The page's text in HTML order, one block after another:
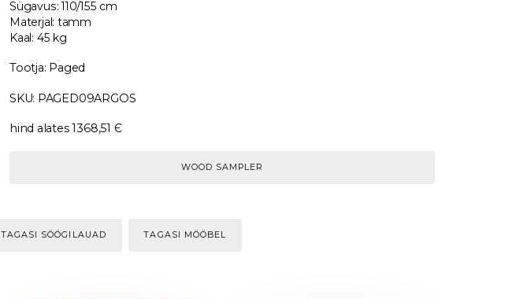
Sügavus: 110/155 cm
Materjal: tamm
Kaal: 45 kg
Tootja: Paged
SKU: PAGED09ARGOS
hind alates 1368,51 Є
WOOD SAMPLER
TAGASI SÖÖGILAUAD TAGASI MÖÖBEL